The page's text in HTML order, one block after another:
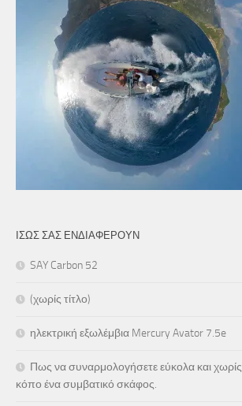
ΊΣΩΣ ΣΑΣ ΕΝΔΙΑΦΈΡΟΥΝ
SAY Carbon 52
(χωρίς τίτλο)
ηλεκτρική εξωλέμβια Mercury Avator 7.5e
Πως να συναρμολογήσετε εύκολα και χωρίς
κόπο ένα συμβατικό σκάφος.